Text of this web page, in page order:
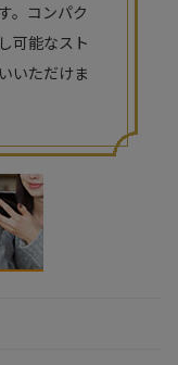
。コンパク
可能なスト
いただけま